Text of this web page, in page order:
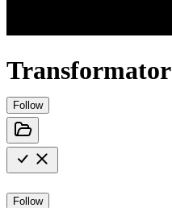
Transformator
Follow
Follow